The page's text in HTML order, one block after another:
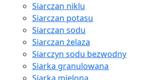
Siarczan niklu
Siarczan potasu
Siarczan sodu
Siarczan żelaza
Siarczyn sodu bezwodny
Siarka granulowana